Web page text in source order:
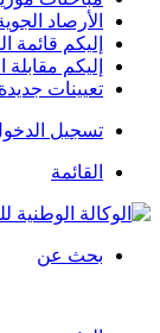
الأرصاد
إليكم قائمة
إليكم
تعيينات
تسجيل
القائمة
بحث عن